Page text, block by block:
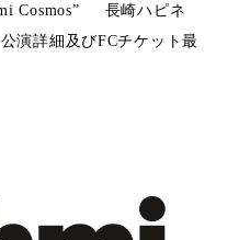
Cosmos” 長崎ハピネ
演詳細及びFCチケット最